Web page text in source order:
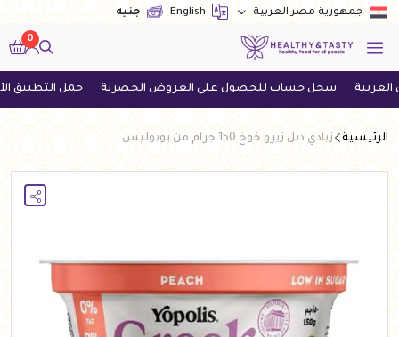
جمهورية مصر العربية جنيه
0
سجل حساب للحصول على العروض الحصرية حمل التطبيق الآن
الرئيسية زبادي دبل زيرو خوخ 150 جرام من يوبوليس